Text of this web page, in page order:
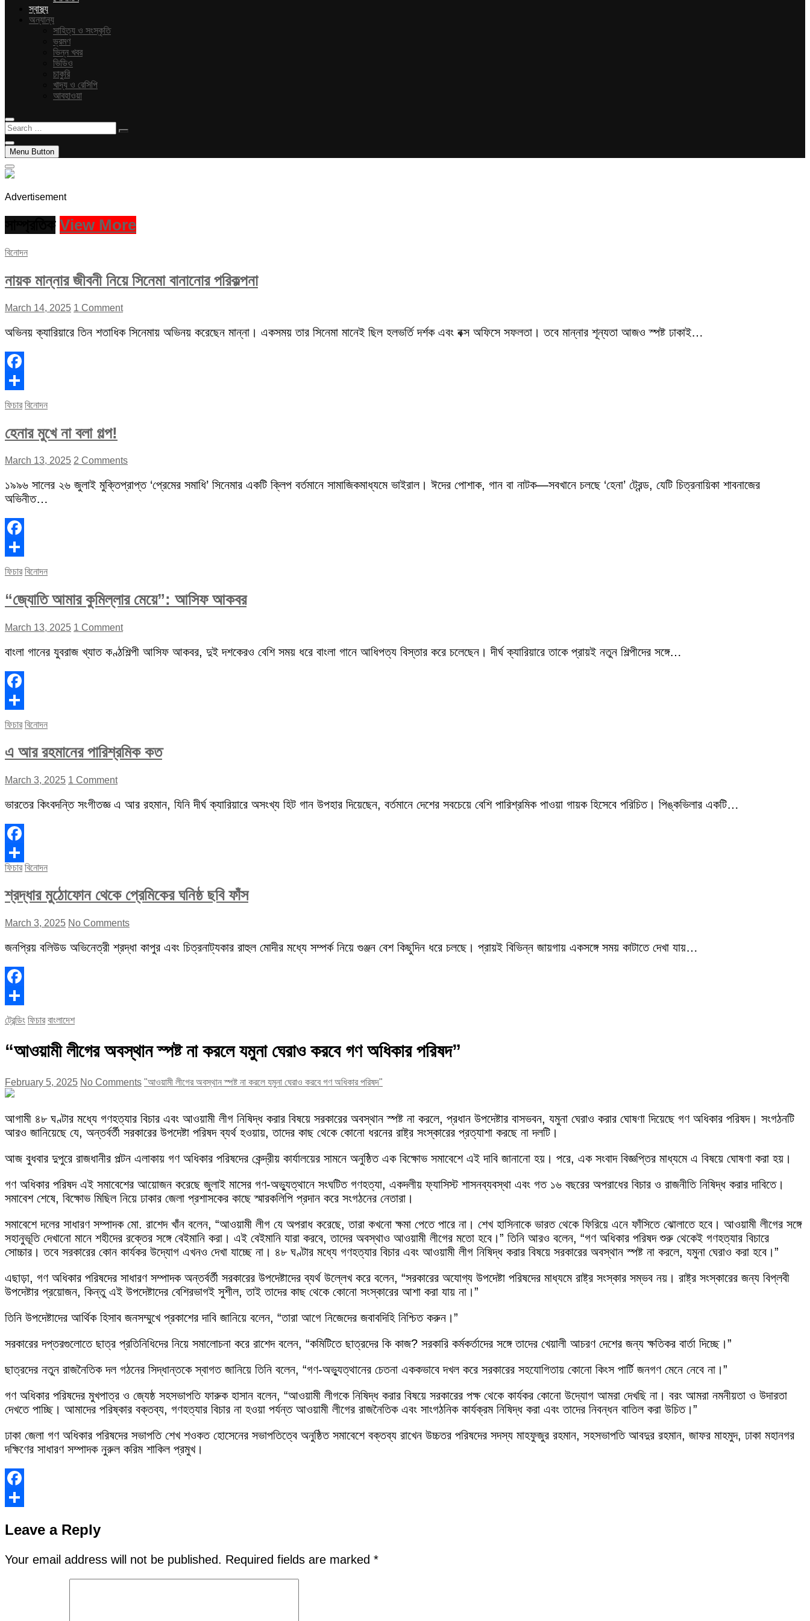
স্বাস্থ্য
অন্যান্য
সাহিত্য ও সংস্কৃতি
ভ্রমণ
ভিন্ন খবর
ভিডিও
চাকুরি
খাদ্য ও রেসিপি
আবহাওয়া
Search
…
Menu Button
Advertisement
View More
বিনোদন
নায়ক মান্নার জীবনী নিয়ে সিনেমা বানানোর পরিকল্পনা
March 14, 2025 1 Comment
অভিনয় ক্যারিয়ারে তিন শতাধিক সিনেমায় অভিনয় করেছেন মান্না। একসময় তার সিনেমা মানেই ছিল হলভর্তি দর্শক এবং বক্স অফিসে সফলতা। তবে মান্নার শূন্যতা আজও স্পষ্ট ঢাকাই…
Facebook
Share
ফিচার বিনোদন
হেনার মুখে না বলা গল্প!
March 13, 2025 2 Comments
১৯৯৬ সালের ২৬ জুলাই মুক্তিপ্রাপ্ত ‘প্রেমের সমাধি’ সিনেমার একটি ক্লিপ বর্তমানে সামাজিকমাধ্যমে ভাইরাল। ঈদের পোশাক, গান বা নাটক—সবখানে চলছে ‘হেনা’ ট্রেন্ড, যেটি চিত্রনায়িকা শাবনাজের
অভিনীত…
Facebook
Share
ফিচার বিনোদন
“জ্যোতি আমার কুমিল্লার মেয়ে”: আসিফ আকবর
March 13, 2025 1 Comment
বাংলা গানের যুবরাজ খ্যাত কণ্ঠশিল্পী আসিফ আকবর, দুই দশকেরও বেশি সময় ধরে বাংলা গানে আধিপত্য বিস্তার করে চলেছেন। দীর্ঘ ক্যারিয়ারে তাকে প্রায়ই নতুন শিল্পীদের সঙ্গে…
Facebook
Share
ফিচার বিনোদন
এ আর রহমানের পারিশ্রমিক কত
March 3, 2025 1 Comment
ভারতের কিংবদন্তি সংগীতজ্ঞ এ আর রহমান, যিনি দীর্ঘ ক্যারিয়ারে অসংখ্য হিট গান উপহার দিয়েছেন, বর্তমানে দেশের সবচেয়ে বেশি পারিশ্রমিক পাওয়া গায়ক হিসেবে পরিচিত। পিঙ্কভিলার একটি…
Facebook
Share
ফিচার বিনোদন
শ্রদ্ধার মুঠোফোন থেকে প্রেমিকের ঘনিষ্ঠ ছবি ফাঁস
March 3, 2025 No Comments
জনপ্রিয় বলিউড অভিনেত্রী শ্রদ্ধা কাপুর এবং চিত্রনাট্যকার রাহুল মোদীর মধ্যে সম্পর্ক নিয়ে গুঞ্জন বেশ কিছুদিন ধরে চলছে। প্রায়ই বিভিন্ন জায়গায় একসঙ্গে সময় কাটাতে দেখা যায়…
Facebook
Share
ট্রেন্ডিং ফিচার বাংলাদেশ
“আওয়ামী লীগের অবস্থান স্পষ্ট না করলে যমুনা ঘেরাও করবে গণ অধিকার পরিষদ”
February 5, 2025 No Comments "আওয়ামী লীগের অবস্থান স্পষ্ট না করলে যমুনা ঘেরাও করবে গণ অধিকার পরিষদ"
আগামী ৪৮ ঘণ্টার মধ্যে গণহত্যার বিচার এবং আওয়ামী লীগ নিষিদ্ধ করার বিষয়ে সরকারের অবস্থান স্পষ্ট না করলে, প্রধান উপদেষ্টার বাসভবন, যমুনা ঘেরাও করার ঘোষণা দিয়েছে গণ অধিকার পরিষদ। সংগঠনটি
আরও জানিয়েছে যে, অন্তর্বর্তী সরকারের উপদেষ্টা পরিষদ ব্যর্থ হওয়ায়, তাদের কাছ থেকে কোনো ধরনের রাষ্ট্র সংস্কারের প্রত্যাশা করছে না দলটি।
আজ বুধবার দুপুরে রাজধানীর পল্টন এলাকায় গণ অধিকার পরিষদের কেন্দ্রীয় কার্যালয়ের সামনে অনুষ্ঠিত এক বিক্ষোভ সমাবেশে এই দাবি জানানো হয়। পরে, এক সংবাদ বিজ্ঞপ্তির মাধ্যমে এ বিষয়ে ঘোষণা করা হয়।
গণ অধিকার পরিষদ এই সমাবেশের আয়োজন করেছে জুলাই মাসের গণ-অভ্যুত্থানে সংঘটিত গণহত্যা, একদলীয় ফ্যাসিস্ট শাসনব্যবস্থা এবং গত ১৬ বছরের অপরাধের বিচার ও রাজনীতি নিষিদ্ধ করার দাবিতে।
সমাবেশ শেষে, বিক্ষোভ মিছিল নিয়ে ঢাকার জেলা প্রশাসকের কাছে স্মারকলিপি প্রদান করে সংগঠনের নেতারা।
সমাবেশে দলের সাধারণ সম্পাদক মো. রাশেদ খাঁন বলেন, “আওয়ামী লীগ যে অপরাধ করেছে, তারা কখনো ক্ষমা পেতে পারে না। শেখ হাসিনাকে ভারত থেকে ফিরিয়ে এনে ফাঁসিতে ঝোলাতে হবে। আওয়ামী লীগের সঙ্গে
সহানুভূতি দেখানো মানে শহীদের রক্তের সঙ্গে বেইমানি করা। এই বেইমানি যারা করবে, তাদের অবস্থাও আওয়ামী লীগের মতো হবে।” তিনি আরও বলেন, “গণ অধিকার পরিষদ শুরু থেকেই গণহত্যার বিচারে
সোচ্চার। তবে সরকারের কোন কার্যকর উদ্যোগ এখনও দেখা যাচ্ছে না। ৪৮ ঘণ্টার মধ্যে গণহত্যার বিচার এবং আওয়ামী লীগ নিষিদ্ধ করার বিষয়ে সরকারের অবস্থান স্পষ্ট না করলে, যমুনা ঘেরাও করা হবে।”
এছাড়া, গণ অধিকার পরিষদের সাধারণ সম্পাদক অন্তর্বর্তী সরকারের উপদেষ্টাদের ব্যর্থ উল্লেখ করে বলেন, “সরকারের অযোগ্য উপদেষ্টা পরিষদের মাধ্যমে রাষ্ট্র সংস্কার সম্ভব নয়। রাষ্ট্র সংস্কারের জন্য বিপ্লবী
উপদেষ্টার প্রয়োজন, কিন্তু এই উপদেষ্টাদের বেশিরভাগই সুশীল, তাই তাদের কাছ থেকে কোনো সংস্কারের আশা করা যায় না।”
তিনি উপদেষ্টাদের আর্থিক হিসাব জনসম্মুখে প্রকাশের দাবি জানিয়ে বলেন, “তারা আগে নিজেদের জবাবদিহি নিশ্চিত করুন।”
সরকারের দপ্তরগুলোতে ছাত্র প্রতিনিধিদের নিয়ে সমালোচনা করে রাশেদ বলেন, “কমিটিতে ছাত্রদের কি কাজ? সরকারি কর্মকর্তাদের সঙ্গে তাদের খেয়ালী আচরণ দেশের জন্য ক্ষতিকর বার্তা দিচ্ছে।”
ছাত্রদের নতুন রাজনৈতিক দল গঠনের সিদ্ধান্তকে স্বাগত জানিয়ে তিনি বলেন, “গণ-অভ্যুত্থানের চেতনা এককভাবে দখল করে সরকারের সহযোগিতায় কোনো কিংস পার্টি জনগণ মেনে নেবে না।”
গণ অধিকার পরিষদের মুখপাত্র ও জ্যেষ্ঠ সহসভাপতি ফারুক হাসান বলেন, “আওয়ামী লীগকে নিষিদ্ধ করার বিষয়ে সরকারের পক্ষ থেকে কার্যকর কোনো উদ্যোগ আমরা দেখছি না। বরং আমরা নমনীয়তা ও উদারতা
দেখতে পাচ্ছি। আমাদের পরিষ্কার বক্তব্য, গণহত্যার বিচার না হওয়া পর্যন্ত আওয়ামী লীগের রাজনৈতিক এবং সাংগঠনিক কার্যক্রম নিষিদ্ধ করা এবং তাদের নিবন্ধন বাতিল করা উচিত।”
ঢাকা জেলা গণ অধিকার পরিষদের সভাপতি শেখ শওকত হোসেনের সভাপতিত্বে অনুষ্ঠিত সমাবেশে বক্তব্য রাখেন উচ্চতর পরিষদের সদস্য মাহফুজুর রহমান, সহসভাপতি আবদুর রহমান, জাফর মাহমুদ, ঢাকা মহানগর
দক্ষিণের সাধারণ সম্পাদক নুরুল করিম শাকিল প্রমুখ।
Facebook
Leave a Reply
Your email address will not be published. Required fields are marked *